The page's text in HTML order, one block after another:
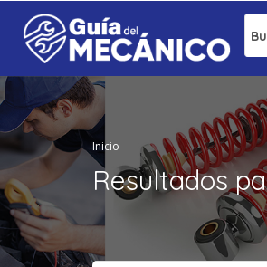
Inicio
Resultados